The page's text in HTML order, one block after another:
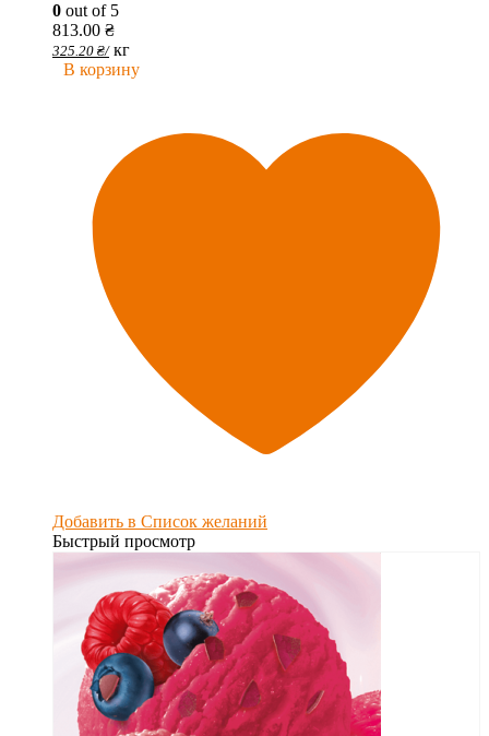
0 out of 5
813.00 ₴
325.20 ₴/ кг
В корзину
Добавить в Список желаний
Быстрый просмотр